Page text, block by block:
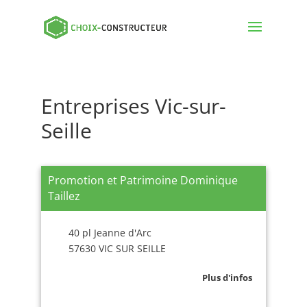
Entreprises Vic-sur-
Seille
Promotion et Patrimoine Dominique
Taillez
40 pl Jeanne d'Arc
57630 VIC SUR SEILLE
Plus d'infos